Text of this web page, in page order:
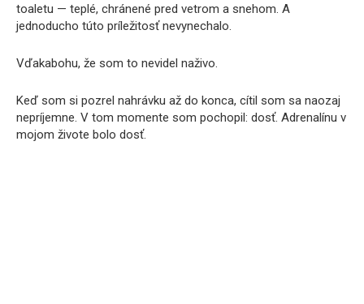
toaletu — teplé, chránené pred vetrom a snehom. A
jednoducho túto príležitosť nevynechalo.
Vďakabohu, že som to nevidel naživo.
Keď som si pozrel nahrávku až do konca, cítil som sa naozaj
nepríjemne. V tom momente som pochopil: dosť. Adrenalínu v
mojom živote bolo dosť.